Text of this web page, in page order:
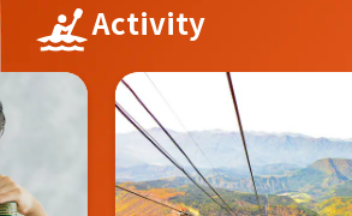
Activity